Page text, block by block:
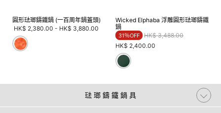
圓形琺瑯鑄鐵鍋 (一百周年鍋蓋頭)
HK$ 2,380.00 - HK$ 3,880.00
Wicked Elphaba 浮雕圓形琺瑯鑄鐵
鍋
31％OFF Price reduced from
HK$ 3,488.00to
HK$ 2,400.00
琺 瑯 鑄 鐵 鍋 具